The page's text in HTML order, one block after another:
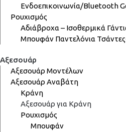
Ενδοεπικοινωνία/Bluetooth
Ρουχισμός
Αδιάβροχα – Ισοθερμικά
Μπουφάν Παντελόνια
Αξεσουάρ
Αξεσουάρ Μοντέλων
Αξεσουάρ Αναβάτη
Κράνη
Αξεσουάρ για Κράνη
Ρουχισμός
Μπουφάν